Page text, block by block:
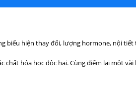
biểu hiện thay đổi, lượng hormone, nội
hóa học độc hại. Cùng điểm lại một